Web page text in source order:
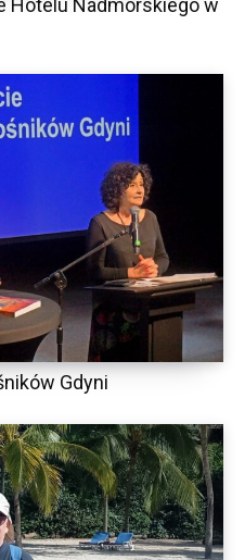
Hotelu Nadmorskiego w
Gdyni